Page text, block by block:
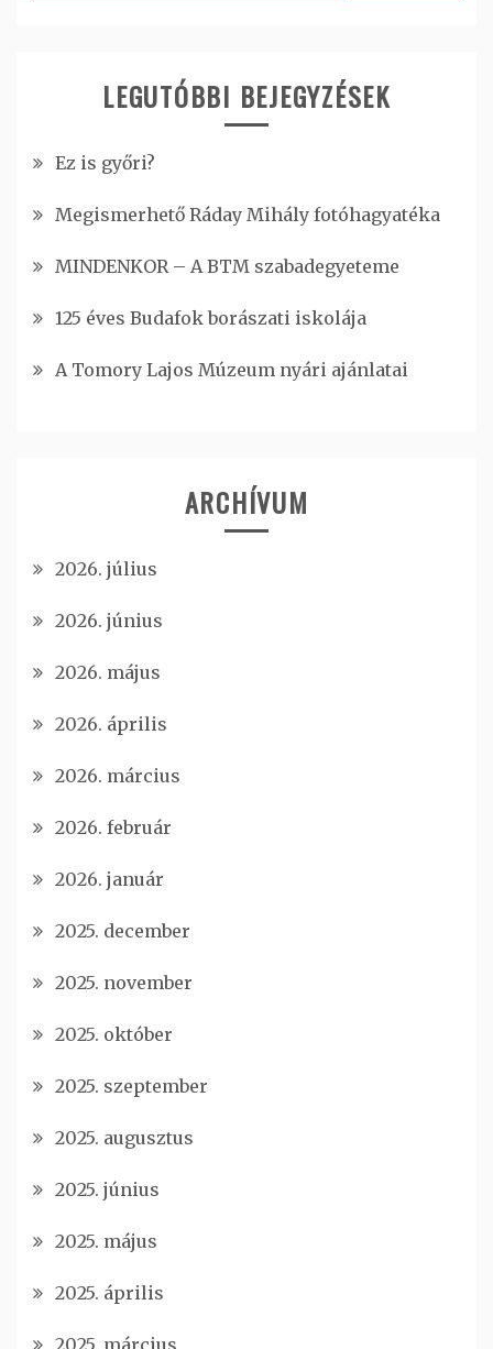
LEGUTÓBBI BEJEGYZÉSEK
Ez is győri?
Megismerhető Ráday Mihály fotóhagyatéka
MINDENKOR – A BTM szabadegyeteme
125 éves Budafok borászati iskolája
A Tomory Lajos Múzeum nyári ajánlatai
ARCHÍVUM
2026. július
2026. június
2026. május
2026. április
2026. március
2026. február
2026. január
2025. december
2025. november
2025. október
2025. szeptember
2025. augusztus
2025. június
2025. május
2025. április
2025. március